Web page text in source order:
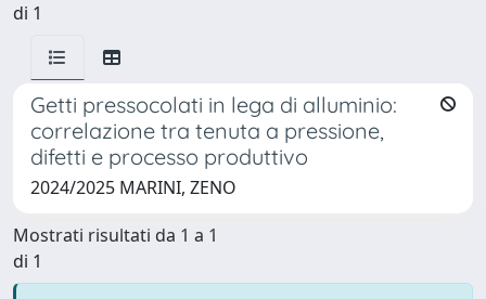
di 1
Getti pressocolati in lega di alluminio:
correlazione tra tenuta a pressione,
difetti e processo produttivo
2024/2025 MARINI, ZENO
Mostrati risultati da 1 a 1
di 1